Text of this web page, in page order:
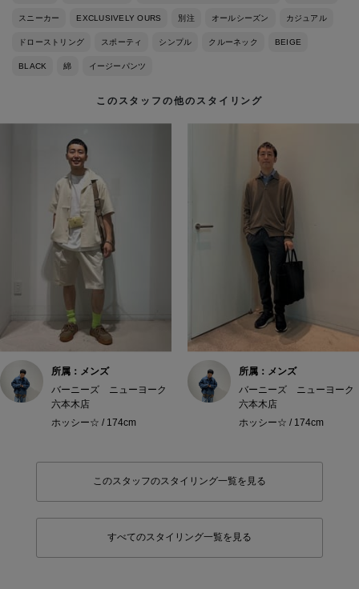
スニーカー EXCLUSIVELY OURS 別注 オールシーズン カジュアル
ドローストリング スポーティ シンプル クルーネック BEIGE
BLACK 綿 イージーパンツ
このスタッフの他のスタイリング
所属：メンズ
バーニーズ ニューヨーク
六本木店
ホッシー☆ / 174cm
所属：メンズ
バーニーズ ニューヨーク
六本木店
ホッシー☆ / 174cm
このスタッフのスタイリング一覧を見る
すべてのスタイリング一覧を見る